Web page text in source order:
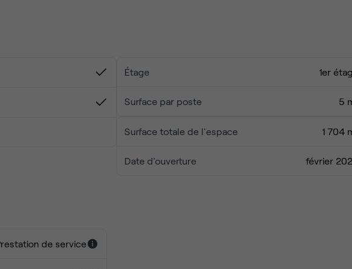
Étage 1er
Surface par poste 5
Surface totale de l'espace 1 704
Date d'ouverture février
de service